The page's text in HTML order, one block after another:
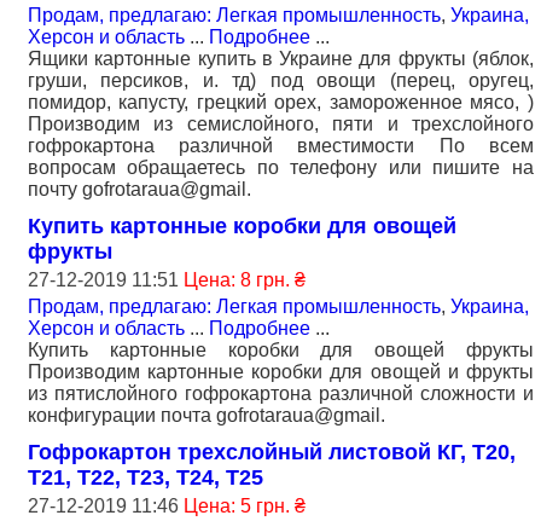
Продам, предлагаю: Легкая промышленность, Украина,
Херсон и область ... Подробнее ...
Ящики картонные купить в Украине для фрукты (яблок,
груши, персиков, и. тд) под овощи (перец, оругец,
помидор, капусту, грецкий орех, замороженное мясо, )
Производим из семислойного, пяти и трехслойного
гофрокартона различной вместимости По всем
вопросам обращаетесь по телефону или пишите на
почту gofrotaraua@gmail.
Купить картонные коробки для овощей
фрукты
27-12-2019 11:51 Цена: 8 грн. ₴
Продам, предлагаю: Легкая промышленность, Украина,
Херсон и область ... Подробнее ...
Купить картонные коробки для овощей фрукты
Производим картонные коробки для овощей и фрукты
из пятислойного гофрокартона различной сложности и
конфигурации почта gofrotaraua@gmail.
Гофрокартон трехслойный листовой КГ, Т20,
Т21, Т22, Т23, Т24, Т25
27-12-2019 11:46 Цена: 5 грн. ₴